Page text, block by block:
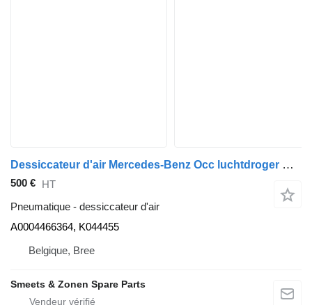
Dessiccateur d'air Mercedes-Benz Occ luchtdroger Mercedes A0004466364 pour camion
500 € HT
Pneumatique - dessiccateur d'air
A0004466364, K044455
Belgique, Bree
Smeets & Zonen Spare Parts